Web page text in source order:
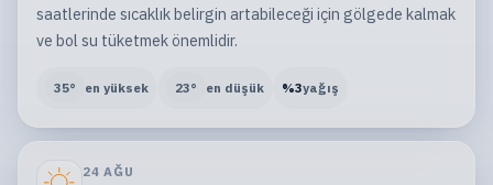
saatlerinde sıcaklık belirgin artabileceği için gölgede kalmak
ve bol su tüketmek önemlidir.
35° en yüksek 23° en düşük %3yağış
24 AĞU